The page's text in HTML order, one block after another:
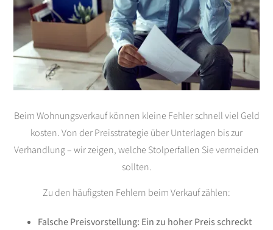
Beim Wohnungsverkauf können kleine Fehler schnell viel Geld
kosten. Von der Preisstrategie über Unterlagen bis zur
Verhandlung – wir zeigen, welche Stolperfallen Sie vermeiden
sollten.
Zu den häufigsten Fehlern beim Verkauf zählen:
Falsche Preisvorstellung: Ein zu hoher Preis schreckt